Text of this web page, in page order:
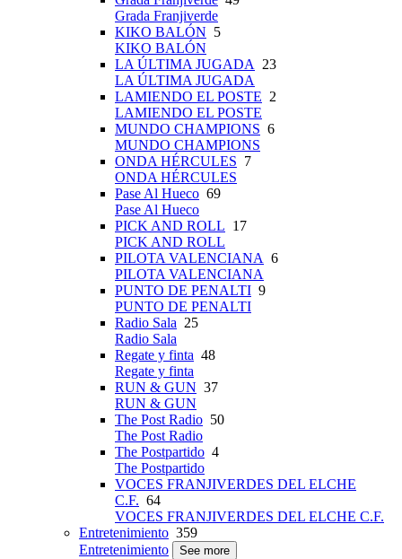
Grada Franjiverde
KIKO BALÓN 5
KIKO BALÓN
LA ÚLTIMA JUGADA
23
LA ÚLTIMA JUGADA
LAMIENDO EL POSTE 2
LAMIENDO EL POSTE
MUNDO CHAMPIONS 6
MUNDO CHAMPIONS
ONDA HÉRCULES 7
ONDA HÉRCULES
Pase Al Hueco 69
Pase Al Hueco
PICK AND ROLL 17
PICK AND ROLL
PILOTA VALENCIANA 6
PILOTA VALENCIANA
PUNTO DE PENALTI 9
PUNTO DE PENALTI
Radio Sala 25
Radio Sala
Regate y finta 48
Regate y finta
RUN & GUN 37
RUN & GUN
The Post Radio 50
The Post Radio
The Postpartido 4
The Postpartido
VOCES FRANJIVERDES DEL ELCHE
C.F. 64
VOCES FRANJIVERDES DEL ELCHE C.F.
Entretenimiento 359
Entretenimiento
See more